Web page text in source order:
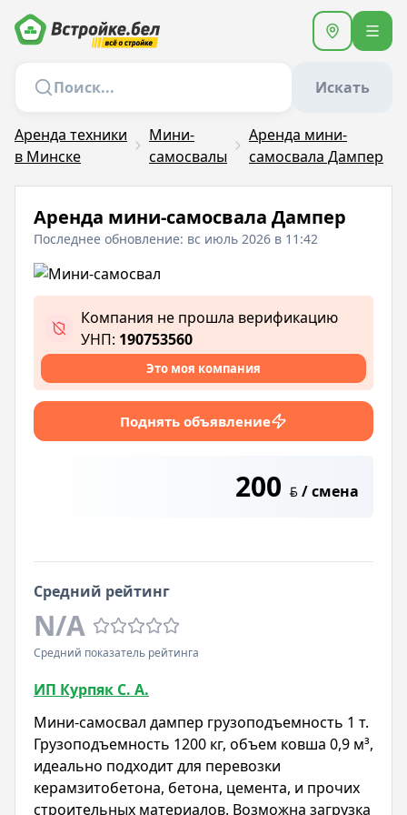
Искать
Аренда техники
в Минске
Мини-
самосвалы
Аренда мини-
самосвала Дампер
Аренда мини-самосвала Дампер
Последнее обновление: вс июль 2026 в 11:42
ИП Курпяк С. А.
Мини-самосвал дампер грузоподъемность 1 т.
Грузоподъемность 1200 кг, объем ковша 0,9 м³,
идеально подходит для перевозки
керамзитобетона, бетона, цемента, и прочих
строительных материалов. Возможна загрузка
Компания не прошла верификацию
УНП: 190753560
Это моя компания
Поднять объявление
200 BYN / смена
Средний рейтинг
N/A
Средний показатель рейтинга